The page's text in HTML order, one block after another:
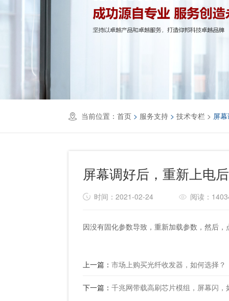
当前位置：首页 > 服务支持 >技术专栏 > 屏
屏幕调好后，重新上电
时间：2021-02-24 阅读：
因没有固化参数导致，重新加载参数，然后，
上一篇：市场上购买光纤收发器，如何选择？
下一篇：千兆网带载高刷芯片模组，屏幕闪，